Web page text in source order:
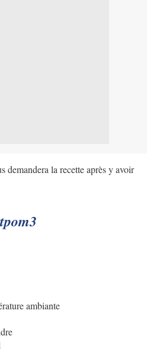
demandera la recette après y avoir
ambiante